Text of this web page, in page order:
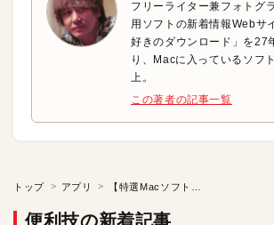
フリーライター兼フォトグ
用ソフトの新着情報Webサ
好きのダウンロード」を27
り、Macに入っているソフ
上。
この著者の記事一覧
トップ アプリ
便利技の新着記事